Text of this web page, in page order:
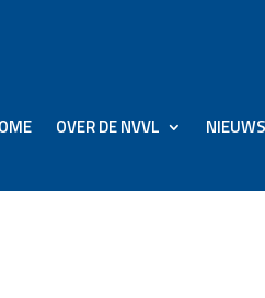
OVER DE NVVL NIEUWS